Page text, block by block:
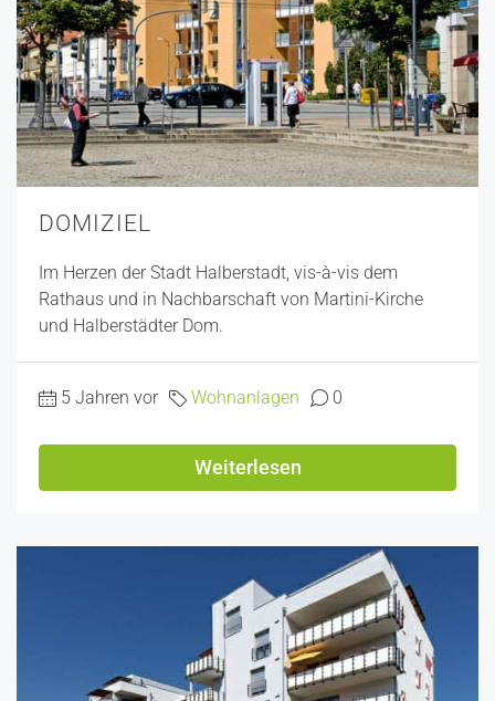
DOMIZIEL
Im Herzen der Stadt Halberstadt, vis-à-vis dem
Rathaus und in Nachbarschaft von Martini-Kirche
und Halberstädter Dom.
5 Jahren vor Wohnanlagen 0
Weiterlesen